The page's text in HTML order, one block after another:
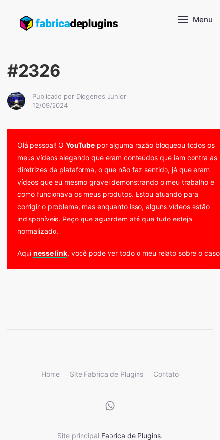
Menu
#2326
Publicado por Diogenes Junior
12/09/2024
Olá pessoal! O YouTube por alguma razão bloqueou todos os
meus vídeos alegando que eram conteúdos que iam contra as
diretrizes da plataforma, o que não faz sentido, já que eram
vídeos que eu mesmo gravei demonstrando o meu trabalho e
como funcionava os meus produtos. Estou atuando para
corrigir o problema, mas enquanto isso, alguns vídeos estão
indisponíveis. Peço que aguardem até que tudo esteja
normalizado.
Aqui nesse link, você pode ver todo o meu relato sobre o
Home Site Fabrica de Plugins Contato
Site principal Fabrica de Plugins.